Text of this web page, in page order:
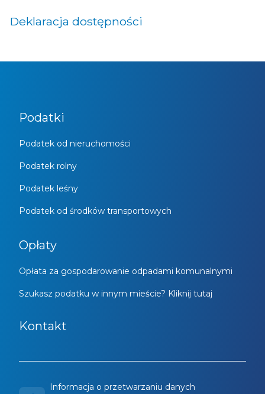
Deklaracja dostępności
Podatki
Podatek od nieruchomości
Podatek rolny
Podatek leśny
Podatek od środków transportowych
Opłaty
Opłata za gospodarowanie odpadami komunalnymi
Szukasz podatku w innym mieście? Kliknij tutaj
Kontakt
Informacja o przetwarzaniu danych